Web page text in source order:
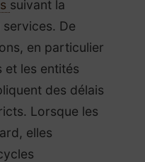
suivant la
De
en particulier
et les entités
des délais
Lorsque les
elles